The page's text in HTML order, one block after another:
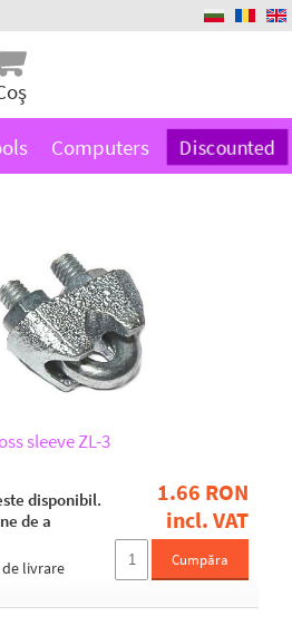
Computers Discounted
sleeve ZL-3
disponibil.
de a
livrare
1.66 RON
incl. VAT
Cumpăra